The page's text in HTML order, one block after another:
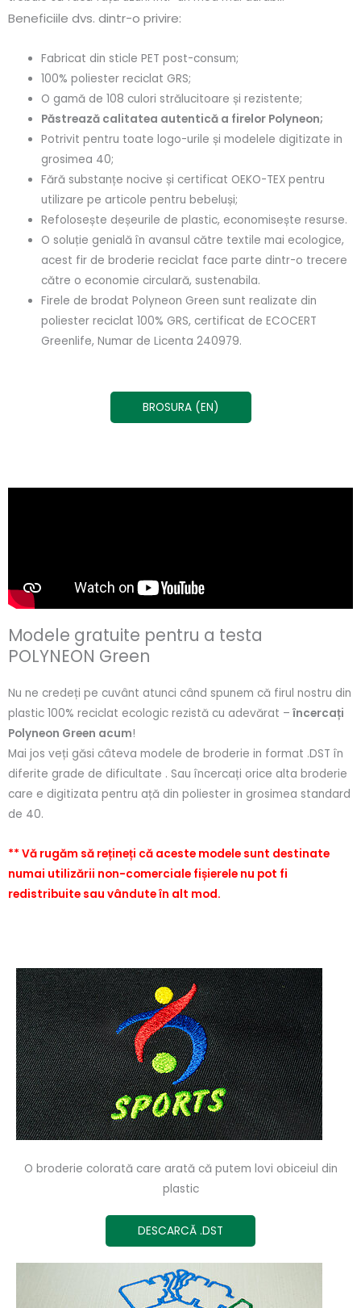
Beneficiile dvs. dintr-o privire:
Fabricat din sticle PET post-consum;
100% poliester reciclat GRS;
O gamă de 108 culori strălucitoare și rezistente;
Păstrează calitatea autentică a firelor Polyneon;
Potrivit pentru toate logo-urile și modelele digitizate in
grosimea 40;
Fără substanțe nocive și certificat OEKO-TEX pentru
utilizare pe articole pentru bebeluși;
Refolosește deșeurile de plastic, economisește resurse.
O soluție genială în avansul către textile mai ecologice,
acest fir de broderie reciclat face parte dintr-o trecere
către o economie circulară, sustenabila.
Firele de brodat Polyneon Green sunt realizate din
poliester reciclat 100% GRS, certificat de ECOCERT
Greenlife, Numar de Licenta 240979.
BROSURA (EN)
Modele gratuite pentru a testa
POLYNEON Green
Nu ne credeți pe cuvânt atunci când spunem că firul nostru din
plastic 100% reciclat ecologic rezistă cu adevărat – încercați
Polyneon Green acum!
Mai jos veți găsi câteva modele de broderie in format .DST în
diferite grade de dificultate . Sau încercați orice alta broderie
care e digitizata pentru ață din poliester in grosimea standard
de 40.
** Vă rugăm să rețineți că aceste modele sunt destinate
numai utilizării non-comerciale fișierele nu pot fi
redistribuite sau vândute în alt mod.
O broderie colorată care arată că putem lovi obiceiul din
plastic
DESCARCĂ .DST